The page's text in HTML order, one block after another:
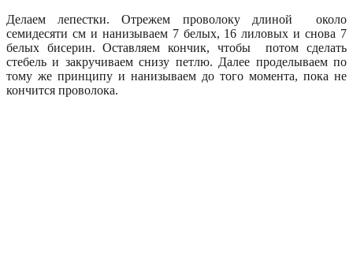
Делаем лепестки. Отрежем проволоку длиной около
семидесяти см и нанизываем 7 белых, 16 лиловых и снова 7
белых бисерин. Оставляем кончик, чтобы потом сделать
стебель и закручиваем снизу петлю. Далее проделываем по
тому же принципу и нанизываем до того момента, пока не
кончится проволока.